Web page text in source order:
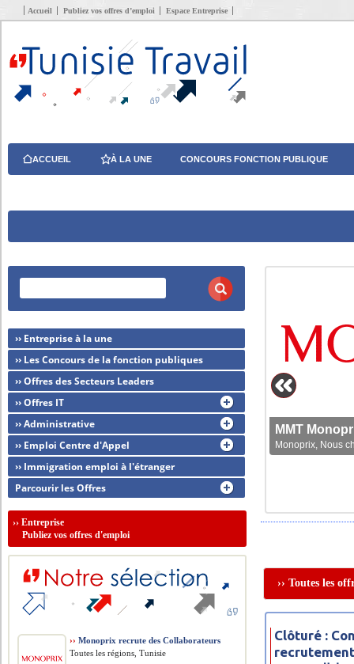
Accueil Publiez vos offres d’emploi Espace Entreprise
ACCUEIL À LA UNE CONCOURS FONCTION PUBLIQUE
MMT
Monoprix, Nous
›› Toutes les
Clôturé :
›› Entreprise à la une
›› Les Concours de la fonction publiques
›› Offres des Secteurs Leaders
›› Offres IT
›› Administrative
›› Emploi Centre d'Appel
›› Immigration emploi à l'étranger
Parcourir les Offres
››Entreprise
Publiez vos offres d'emploi
›› Monoprix recrute des Collaborateurs
Toutes les régions, Tunisie